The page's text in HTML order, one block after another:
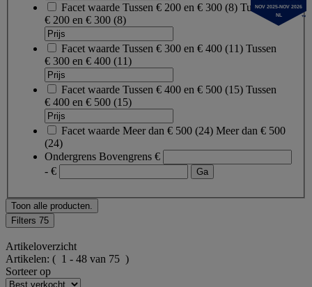
Facet waarde Tussen € 200 en € 300 (8) Tussen
€ 200 en € 300 (8)
Facet waarde Tussen € 300 en € 400 (11) Tussen
€ 300 en € 400 (11)
Facet waarde Tussen € 400 en € 500 (15) Tussen
€ 400 en € 500 (15)
Facet waarde Meer dan € 500 (24) Meer dan € 500
(24)
Ondergrens Bovengrens €
- €
Toon alle producten.
Filters 75
Artikeloverzicht
Artikelen: ( 1 - 48 van 75 )
Sorteer op
NOV 2025-NOV 2026
NL